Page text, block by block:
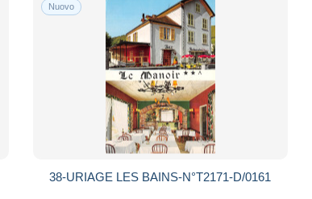
Nuovo
38-URIAGE LES BAINS-N°T2171-D/0161